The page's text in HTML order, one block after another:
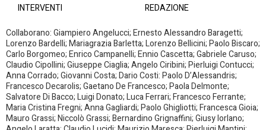
INTERVENTI
REDAZIONE
Collaborano: Giampiero Angelucci; Ernesto Alessandro Baragetti;
Lorenzo Bardelli; Mariagrazia Barletta; Lorenzo Bellicini; Paolo Biscaro;
Carlo Borgomeo; Enrico Campanelli; Ennio Cascetta; Gabriele Caruso;
Claudio Cipollini; Giuseppe Ciaglia; Angelo Ciribini; Pierluigi Contucci;
Anna Corrado; Giovanni Costa; Dario Costi: Paolo D’Alessandris;
Francesco Decarolis; Gaetano De Francesco; Paola Delmonte;
Salvatore Di Bacco; Luigi Donato; Luca Ferrari; Francesco Ferrante;
Maria Cristina Fregni; Anna Gagliardi; Paolo Ghigliotti; Francesca Gioia;
Mauro Grassi; Niccolò Grassi; Bernardino Grignaffini; Giusy Iorlano;